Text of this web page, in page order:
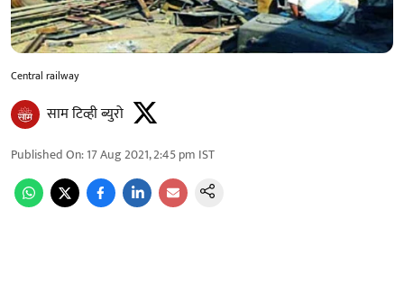
Central railway
साम टिव्ही ब्युरो
Published On:17 Aug 2021, 2:45 pm IST